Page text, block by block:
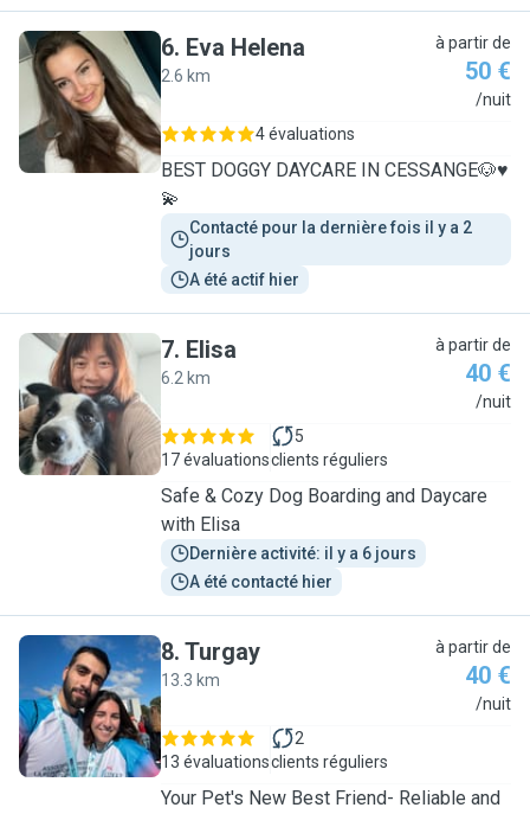
E
6. Eva Helena
2.6 km
à partir de
50 €
/nuit
4 évaluations
BEST DOGGY DAYCARE IN CESSANGE🐶♥️
💫
Contacté pour la dernière fois il y a 2
jours
A été actif hier
E
7. Elisa
6.2 km
à partir de
40 €
/nuit
17 évaluations
5
clients réguliers
Safe & Cozy Dog Boarding and Daycare
with Elisa
Dernière activité: il y a 6 jours
A été contacté hier
T
8. Turgay
13.3 km
à partir de
40 €
/nuit
13 évaluations
2
clients réguliers
Your Pet's New Best Friend- Reliable and